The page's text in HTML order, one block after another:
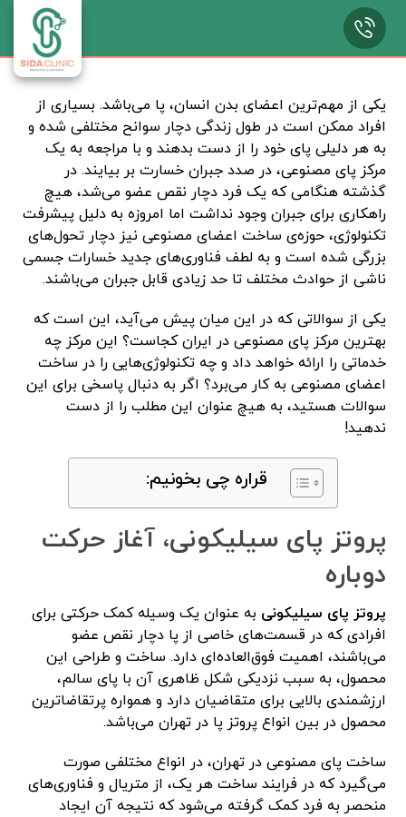
یکی از مهم‌ترین اعضای بدن انسان، پا می‌باشد. بسیاری از
افراد ممکن است در طول زندگی دچار سوانح مختلفی شده و
به هر دلیلی پای خود را از دست بدهند و با مراجعه به یک
مرکز پای مصنوعی، در صدد جبران خسارت بر بیایند. در
گذشته هنگامی که یک فرد دچار نقص عضو می‌شد، هیچ
راهکاری برای جبران وجود نداشت اما امروزه به دلیل پیشرفت
تکنولوژی، حوزه‌ی ساخت اعضای مصنوعی نیز دچار تحول‌های
بزرگی شده است و به لطف فناوری‌های جدید خسارات جسمی
ناشی از حوادث مختلف تا حد زیادی قابل جبران می‌باشند.
یکی از سوالاتی که در این میان پیش می‌آید، این است که
بهترین مرکز پای مصنوعی در ایران کجاست؟ این مرکز چه
خدماتی را ارائه خواهد داد و چه تکنولوژی‌هایی را در ساخت
اعضای مصنوعی به کار می‌برد؟ اگر به دنبال پاسخی برای این
سوالات هستید، به هیچ عنوان این مطلب را از دست
ندهید!
قراره چی بخونیم:
پروتز پای سیلیکونی، آغاز حرکت
دوباره
پروتز پای سیلیکونی به عنوان یک وسیله کمک حرکتی برای
افرادی که در قسمت‌های خاصی از پا دچار نقص عضو
می‌باشند، اهمیت فوق‌العاده‌ای دارد. ساخت و طراحی این
محصول، به سبب نزدیکی شکل ظاهری آن با پای سالم،
ارزشمندی بالایی برای متقاضیان دارد و همواره پرتقاضاترین
محصول در بین انواع پروتز پا در تهران می‌باشد.
ساخت پای مصنوعی در تهران، در انواع مختلفی صورت
می‌گیرد که در فرایند ساخت هر یک، از متریال و فناوری‌های
منحصر به فرد کمک گرفته می‌شود که نتیجه آن ایجاد